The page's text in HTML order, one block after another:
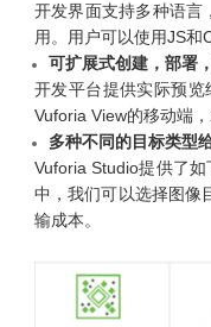
开发界面支持多种语言
用。用户可以使用JS和
可扩展式创建，部署
开发平台提供实际预
Vuforia View的移动端
多种不同的目标类型
Vuforia Studio提供了如
中，我们可以选择图像
输成本。